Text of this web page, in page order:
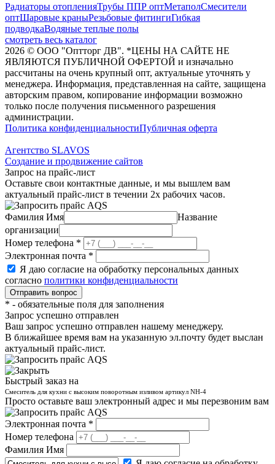
Радиаторы отопленияТрубы ППР оптМетаполСмесители
оптШаровые краныРезьбовые фитингиГибкая
подводкаВодяные теплые полы
смотреть весь каталог
2026 © ООО "Оптторг ДВ". *ЦЕНЫ НА САЙТЕ НЕ
ЯВЛЯЮТСЯ ПУБЛИЧНОЙ ОФЕРТОЙ и изначально
рассчитаны на очень крупный опт, актуальные уточнять у
менеджера. Информация, представленная на сайте, защищена
авторским правом, копирование информации возможно
только после получения письменного разрешения
администрации.
Политика конфиденциальностиПубличная оферта
Агентство SLAVOS
Создание и продвижение сайтов
Запрос на прайс-лист
Оставьте свои контактные данные, и мы вышлем вам
актуальный прайс-лист в течении 2х рабочих часов.
Фамилия Имя
Название
организации
Номер телефона *
Электронная почта *
Я даю согласие на обработку персональных данных
согласно политики конфиденциальности
* - обязательные поля для заполнения
Запрос успешно отправлен
Ваш запрос успешно отправлен нашему менеджеру.
В ближайшее время вам на указанную эл.почту будет выслан
актуальный прайс-лист.
Быстрый заказ на
Смеситель для кухни с высоким поворотным изливом артикул NH-4
Просто оставьте ваш электронный адрес и мы перезвоним вам
Электронная почта *
Номер телефона
Фамилия Имя